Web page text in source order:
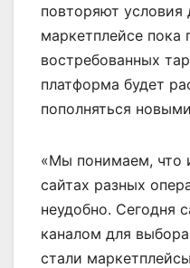
повторяют условия
маркетплейсе пока
востребованных
платформа будет
пополняться
«Мы понимаем, что
сайтах разных
неудобно. Сегодня
каналом для
стали